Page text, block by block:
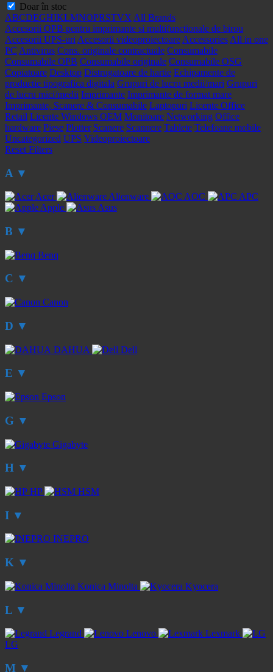
Doar în stoc
ABCDEGHIKLMNOPRSTVX All Brands
Accesorii OPB pentru imprimante si multifunctionale de birou
Accesorii UPS-uri Accesorii videoproiectoare Accessories All in one
PC Antivirus Cons. originale contractuale Consumabile
Consumabile OPB Consumabile originale Consumabile OSG
Copiatoare Desktop Distrugatoare de hartie Echipamente de
productie tipografica digitala Grupuri de lucru medii/mari Grupuri
de lucru mici/medii Imprimante Imprimante de format mare
Imprimante, Scanere & Consumabile Laptopuri Licente Office
Retail Licente Windows OEM Monitoare Networking Office
hardware Piese Plotter Scanere Scannere Tablete Telefoane mobile
Uncategorized UPS Videoproiectoare
Reset Filters
A ▼
Acer Alienware AOC
APC
Apple
Asus
B ▼
Benq
C ▼
Canon
D ▼
DAHUA Dell
E ▼
Epson
G ▼
Gigabyte
H ▼
HP HSM
I ▼
INEPRO
K ▼
Konica Minolta Kyocera
L ▼
Legrand Lenovo
Lexmark
LG
M ▼